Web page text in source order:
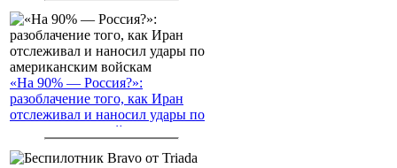
«На 90% — Россия?»:
разоблачение того, как Иран
отслеживал и наносил удары по
американским войскам